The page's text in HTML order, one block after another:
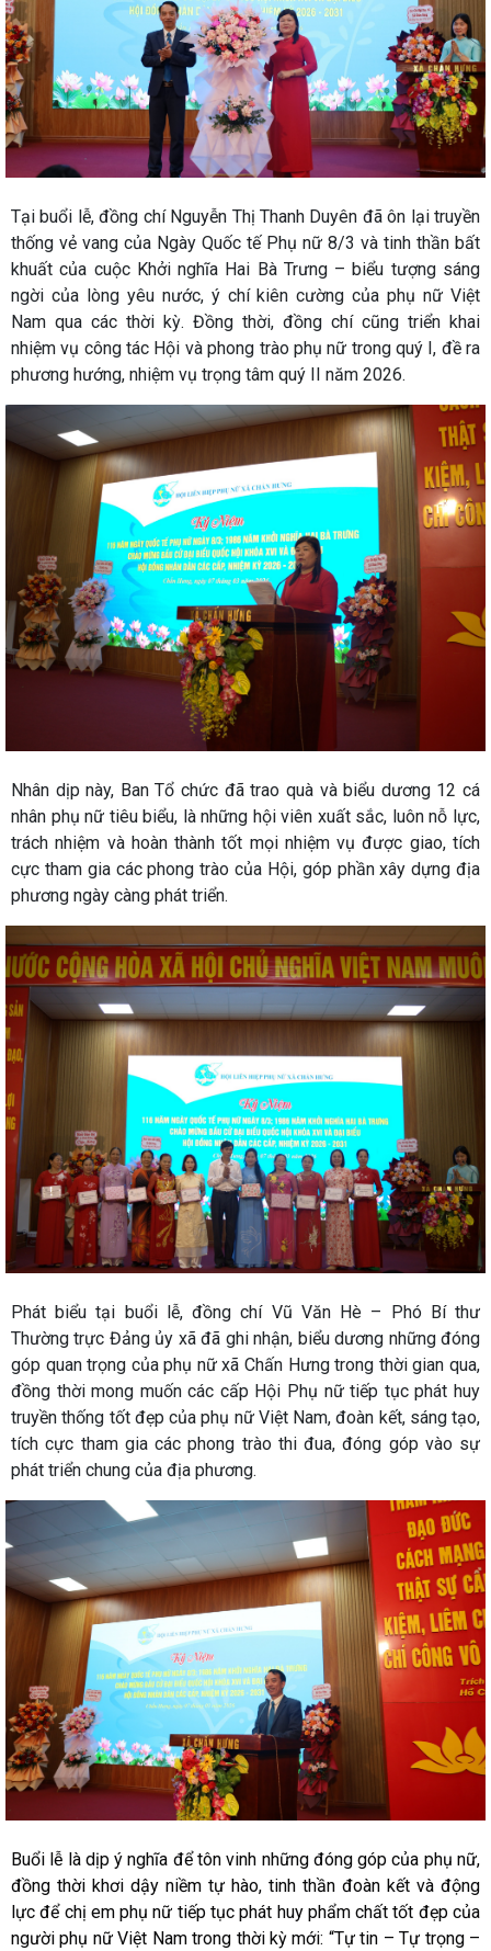
Tại buổi lễ, đồng chí Nguyễn Thị Thanh Duyên đã ôn lại truyền
thống vẻ vang của Ngày Quốc tế Phụ nữ 8/3 và tinh thần bất
khuất của cuộc Khởi nghĩa Hai Bà Trưng – biểu tượng sáng
ngời của lòng yêu nước, ý chí kiên cường của phụ nữ Việt
Nam qua các thời kỳ. Đồng thời, đồng chí cũng triển khai
nhiệm vụ công tác Hội và phong trào phụ nữ trong quý I, đề ra
phương hướng, nhiệm vụ trọng tâm quý II năm 2026.
Nhân dịp này, Ban Tổ chức đã trao quà và biểu dương 12 cá
nhân phụ nữ tiêu biểu, là những hội viên xuất sắc, luôn nỗ lực,
trách nhiệm và hoàn thành tốt mọi nhiệm vụ được giao, tích
cực tham gia các phong trào của Hội, góp phần xây dựng địa
phương ngày càng phát triển.
Phát biểu tại buổi lễ, đồng chí Vũ Văn Hè – Phó Bí thư
Thường trực Đảng ủy xã đã ghi nhận, biểu dương những đóng
góp quan trọng của phụ nữ xã Chấn Hưng trong thời gian qua,
đồng thời mong muốn các cấp Hội Phụ nữ tiếp tục phát huy
truyền thống tốt đẹp của phụ nữ Việt Nam, đoàn kết, sáng tạo,
tích cực tham gia các phong trào thi đua, đóng góp vào sự
phát triển chung của địa phương.
Buổi lễ là dịp ý nghĩa để tôn vinh những đóng góp của phụ nữ,
đồng thời khơi dậy niềm tự hào, tinh thần đoàn kết và động
lực để chị em phụ nữ tiếp tục phát huy phẩm chất tốt đẹp của
người phụ nữ Việt Nam trong thời kỳ mới: “Tự tin – Tự trọng –